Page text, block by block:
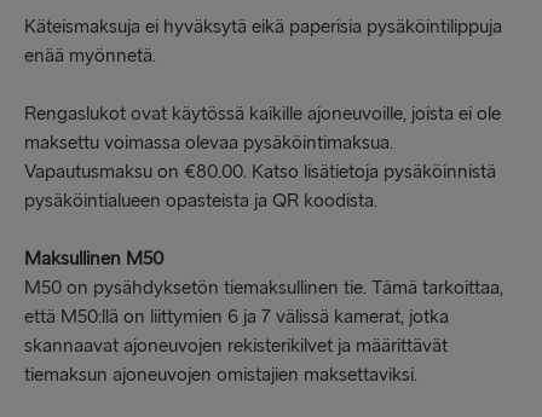
Käteismaksuja ei hyväksytä eikä paperisia pysäköintilippuja
enää myönnetä.
Rengaslukot ovat käytössä kaikille ajoneuvoille, joista ei ole
maksettu voimassa olevaa pysäköintimaksua.
Vapautusmaksu on €80.00. Katso lisätietoja pysäköinnistä
pysäköintialueen opasteista ja QR koodista.
Maksullinen M50
M50 on pysähdyksetön tiemaksullinen tie. Tämä tarkoittaa,
että M50:llä on liittymien 6 ja 7 välissä kamerat, jotka
skannaavat ajoneuvojen rekisterikilvet ja määrittävät
tiemaksun ajoneuvojen omistajien maksettaviksi.